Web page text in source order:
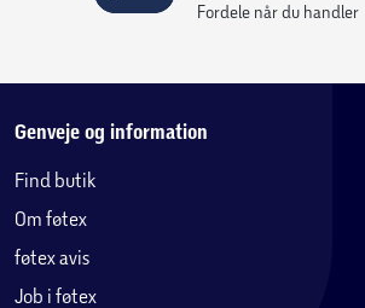
Fordele når du handler
Genveje og information
Find butik
Om føtex
føtex avis
Job i føtex